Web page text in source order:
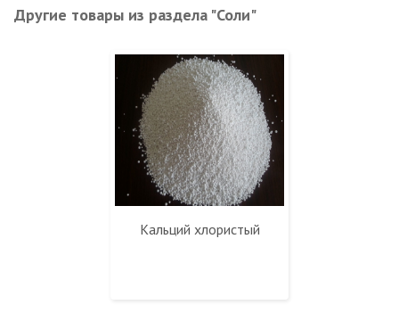
Другие товары из раздела "Соли"
Кальций хлористый